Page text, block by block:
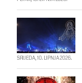
SRIJEDA, 10. LIPNJA 2026.